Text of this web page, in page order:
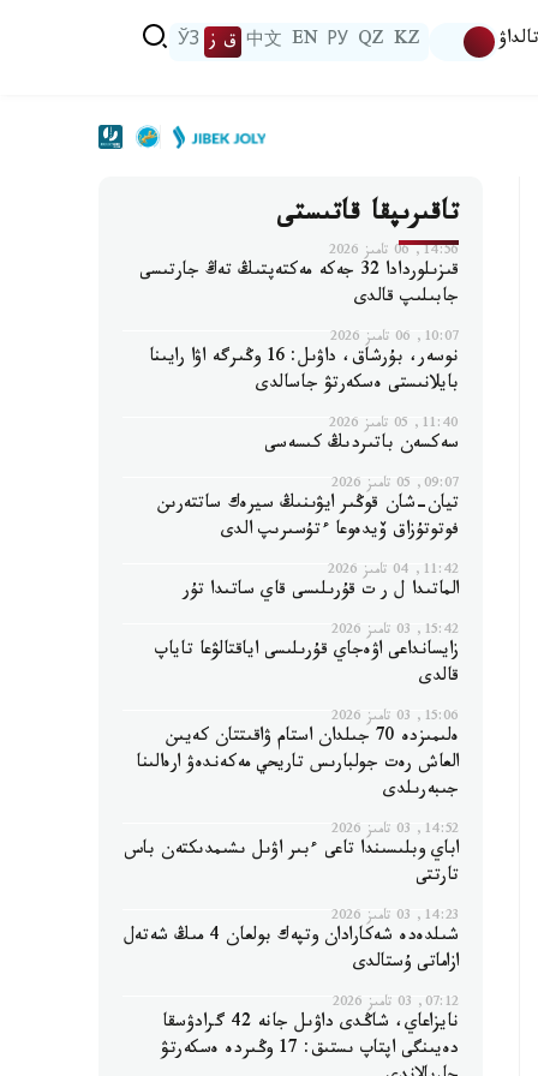
تالداۋ KZ
QZ
РУ
EN
中文 ق ز ЎЗ
تاقىرىپقا قاتىستى
14:56, 06 تامىز 2026
قىزىلوردادا 32 جەكە مەكتەپتىڭ تەڭ جارتىسى
جابىلىپ قالدى
10:07, 06 تامىز 2026
نوسەر، بۇرشاق، داۋىل: 16 وڭىرگە اۋا رايىنا
بايلانىستى ەسكەرتۋ جاسالدى
11:40, 05 تامىز 2026
سەكسەن باتىردىڭ كىسەسى
09:07, 05 تامىز 2026
تيان-شان قوڭىر ايۋىنىڭ سيرەك ساتتەرىن
فوتوتۇزاق ۆيدەوعا ءتۇسىرىپ الدى
11:42, 04 تامىز 2026
الماتىدا ل ر ت قۇرىلىسى قاي ساتىدا تۇر
15:42, 03 تامىز 2026
زايسانداعى اۋەجاي قۇرىلىسى اياقتالۋعا تاياپ
قالدى
15:06, 03 تامىز 2026
ەلىمىزدە 70 جىلدان استام ۋاقىتتان كەيىن
العاش رەت جولبارىس تاريحي مەكەندەۋ ارەالىنا
جىبەرىلدى
14:52, 03 تامىز 2026
اباي وبلىسىندا تاعى ءبىر اۋىل ىشىمدىكتەن باس
تارتتى
14:23, 03 تامىز 2026
شىلدەدە شەكارادان وتپەك بولعان 4 مىڭ شەتەل
ازاماتى ۇستالدى
07:12, 03 تامىز 2026
نايزاعاي، شاڭدى داۋىل جانە 42 گرادۋسقا
دەيىنگى اپتاپ ىستىق: 17 وڭىردە ەسكەرتۋ